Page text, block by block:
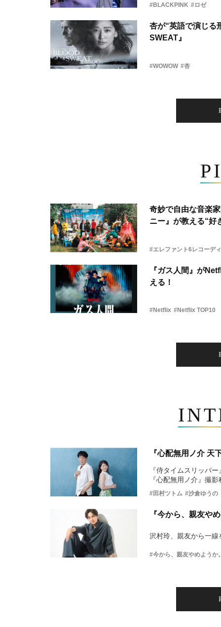
#BLACKPINK #ロゼ
杏が“英語で演じ
SWEAT』
#WOWOW #杏
奇妙で自由な音楽
ニー』が教える“好
#エレファント6レコーデ
『ガス人間』が
える！
#Netflix #Netflix TOP10
『心配無用ノ介 天
『侍タイムスリッパ
『心配無用ノ介』撮影
#田村ツトム #沙倉ゆうの
『今から、親友や
沢村玲、親友から一
#今から、親友やめようか